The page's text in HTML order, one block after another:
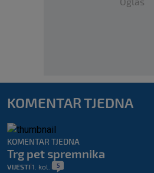
KOMENTAR TJEDNA
KOMENTAR TJEDNA
Trg pet spremnika
VIJESTI 1. kol. 5